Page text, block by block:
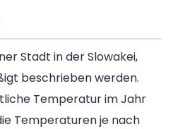
Stadt in der Slowakei,
beschrieben werden.
Temperatur im Jahr
Temperaturen je nach